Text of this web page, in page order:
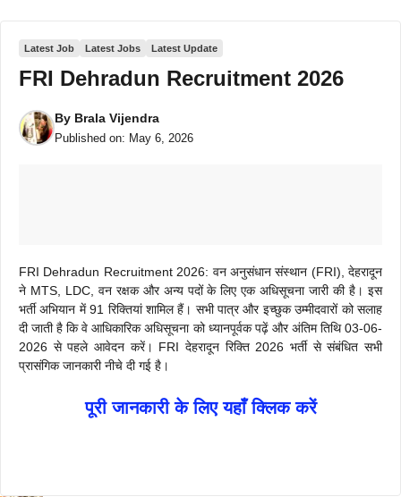
Latest Job Latest Jobs Latest Update
FRI Dehradun Recruitment 2026
By Brala Vijendra
Published on: May 6, 2026
FRI Dehradun Recruitment 2026: वन अनुसंधान संस्थान (FRI), देहरादून
ने MTS, LDC, वन रक्षक और अन्य पदों के लिए एक अधिसूचना जारी की है। इस
भर्ती अभियान में 91 रिक्तियां शामिल हैं। सभी पात्र और इच्छुक उम्मीदवारों को सलाह
दी जाती है कि वे आधिकारिक अधिसूचना को ध्यानपूर्वक पढ़ें और अंतिम तिथि 03-06-
2026 से पहले आवेदन करें। FRI देहरादून रिक्ति 2026 भर्ती से संबंधित सभी
प्रासंगिक जानकारी नीचे दी गई है।
पूरी जानकारी के लिए यहाँ क्लिक करें